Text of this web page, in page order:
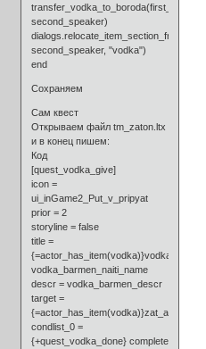
second_speaker)
second_speaker, "vodka")
end
Сохраняем
Сам квест
Открываем файл tm_zaton.ltx
и в конец пишем:
Код
[quest_vodka_give]
icon =
ui_inGame2_Put_v_pripyat
prior = 2
storyline = false
title =
vodka_barmen_naiti_name
descr = vodka_barmen_descr
target =
condlist_0 =
{+quest_vodka_done} complete